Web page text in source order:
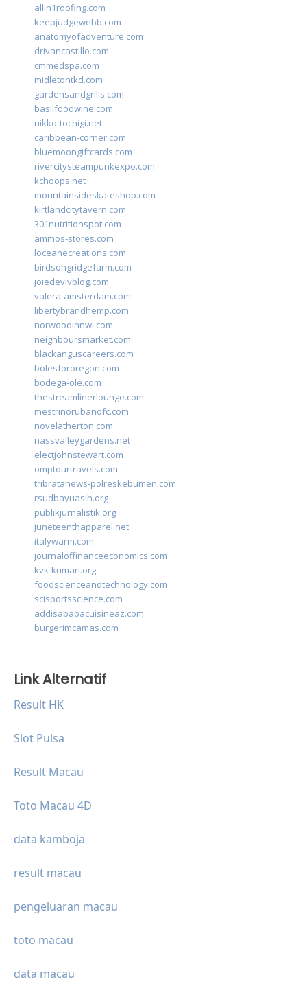
allin1roofing.com
keepjudgewebb.com
anatomyofadventure.com
drivancastillo.com
cmmedspa.com
midletontkd.com
gardensandgrills.com
basilfoodwine.com
nikko-tochigi.net
caribbean-corner.com
bluemoongiftcards.com
rivercitysteampunkexpo.com
kchoops.net
mountainsideskateshop.com
kirtlandcitytavern.com
301nutritionspot.com
ammos-stores.com
loceanecreations.com
birdsongridgefarm.com
joiedevivblog.com
valera-amsterdam.com
libertybrandhemp.com
norwoodinnwi.com
neighboursmarket.com
blackanguscareers.com
bolesfororegon.com
bodega-ole.com
thestreamlinerlounge.com
mestrinorubanofc.com
novelatherton.com
nassvalleygardens.net
electjohnstewart.com
omptourtravels.com
tribratanews-polreskebumen.com
rsudbayuasih.org
publikjurnalistik.org
juneteenthapparel.net
italywarm.com
journaloffinanceeconomics.com
kvk-kumari.org
foodscienceandtechnology.com
scisportsscience.com
addisababacuisineaz.com
burgerimcamas.com
Link Alternatif
Result HK
Slot Pulsa
Result Macau
Toto Macau 4D
data kamboja
result macau
pengeluaran macau
toto macau
data macau